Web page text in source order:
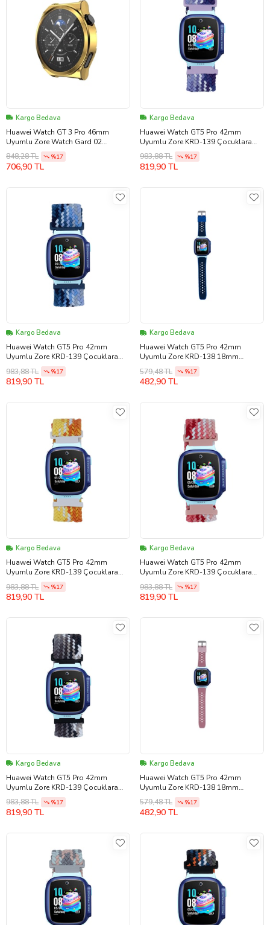
Kargo Bedava
Huawei Watch GT 3 Pro 46mm
Uyumlu Zore Watch Gard 02
Koruyucu Silikon (Gold)
848,28 TL %17
706,90 TL
Kargo Bedava
Huawei Watch GT5 Pro 42mm
Uyumlu Zore KRD-139 Çocuklara
Özel Örgü Kordon
983,88 TL %17
819,90 TL
Kargo Bedava
Huawei Watch GT5 Pro 42mm
Uyumlu Zore KRD-139 Çocuklara
Özel Örgü Kordon
983,88 TL %17
819,90 TL
Kargo Bedava
Huawei Watch GT5 Pro 42mm
Uyumlu Zore KRD-138 18mm
Çocuklara Özel Silikon Strap Kayış
579,48 TL %17
482,90 TL
Kargo Bedava
Huawei Watch GT5 Pro 42mm
Uyumlu Zore KRD-139 Çocuklara
Özel Örgü Kordon
983,88 TL %17
819,90 TL
Kargo Bedava
Huawei Watch GT5 Pro 42mm
Uyumlu Zore KRD-139 Çocuklara
Özel Örgü Kordon
983,88 TL %17
819,90 TL
Kargo Bedava
Huawei Watch GT5 Pro 42mm
Uyumlu Zore KRD-139 Çocuklara
Özel Örgü Kordon
983,88 TL %17
819,90 TL
Kargo Bedava
Huawei Watch GT5 Pro 42mm
Uyumlu Zore KRD-138 18mm
Çocuklara Özel Silikon Strap Kayış
579,48 TL %17
482,90 TL